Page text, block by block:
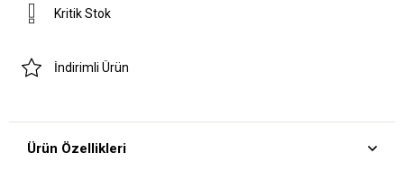
Kritik Stok
İndirimli Ürün
Ürün Özellikleri